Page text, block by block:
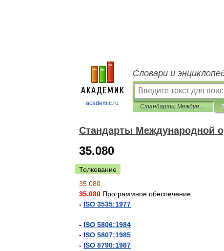
academic.ru
Словари и
Стандарты Международной организации по стандартизации (ИСО)
Стандарты Международной
35.080
Толкование
35 080
35.080 Программное обеспечение
- ISO 3535:1977
- ISO 5806:1984
- ISO 5807:1985
- ISO 8790:1987